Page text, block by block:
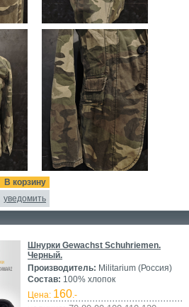
В корзину
уведомить
Шнурки Gewachst Schuhriemen.
Черный.
Производитель: Militarium (Россия)
Состав: 100% хлопок
Цена: 160.-